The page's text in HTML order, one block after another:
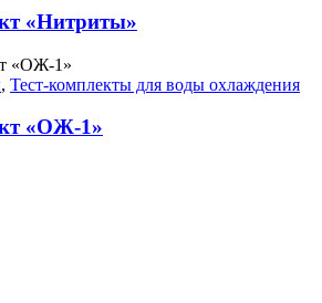
«Нитриты»
, Тест-комплекты для воды охлаждения
«ОЖ-1»